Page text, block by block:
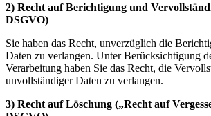
2) Recht auf Berichtigung und
DSGVO)
Sie haben das Recht, unverzüglich die
Daten zu verlangen. Unter Berücksichtigung
Verarbeitung haben Sie das Recht, die
unvollständiger Daten zu verlangen.
3) Recht auf Löschung („Recht auf